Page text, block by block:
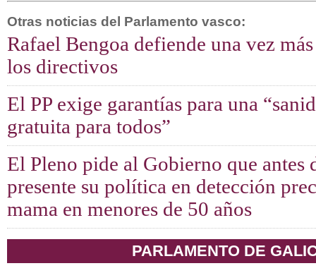
Otras noticias del Parlamento vasco:
Rafael Bengoa defiende una vez
los directivos
El PP exige garantías para una
gratuita para todos”
El Pleno pide al Gobierno que antes
presente su política en detección
mama en menores de 50 años
PARLAMENTO DE